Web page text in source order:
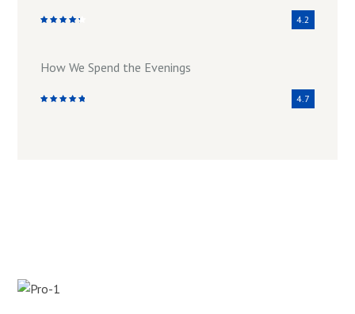
4.2
How We Spend the Evenings
4.7